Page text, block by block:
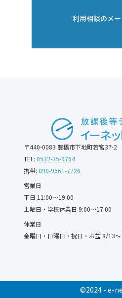
利用相談のメ
〒440-0083 豊橋市下地町若宮37-2
TEL: 0532-35-9764
携帯: 090-9661-7726
営業日
平日 11:00〜19:00
土曜日・学校休業日 9:00〜17:00
休業日
金曜日・日曜日・祝日・お盆 8/13
©2024 - e-